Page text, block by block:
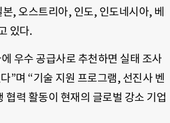
, 오스트리아, 인도, 인도네시아, 베
있다.
우수 공급사로 추천하면 실태 조사
”며 “기술 지원 프로그램, 선진사 벤
력 활동이 현재의 글로벌 강소 기업